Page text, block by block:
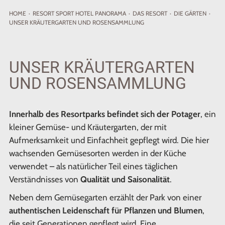
HOME · RESORT SPORT HOTEL PANORAMA · DAS RESORT · DIE GÄRTEN ·
UNSER KRÄUTERGARTEN UND ROSENSAMMLUNG
UNSER KRÄUTERGARTEN
UND ROSENSAMMLUNG
Innerhalb des Resortparks befindet sich der Potager, ein
kleiner Gemüse- und Kräutergarten, der mit
Aufmerksamkeit und Einfachheit gepflegt wird. Die hier
wachsenden Gemüsesorten werden in der Küche
verwendet – als natürlicher Teil eines täglichen
Verständnisses von Qualität und Saisonalität.
Neben dem Gemüsegarten erzählt der Park von einer
authentischen Leidenschaft für Pflanzen und Blumen,